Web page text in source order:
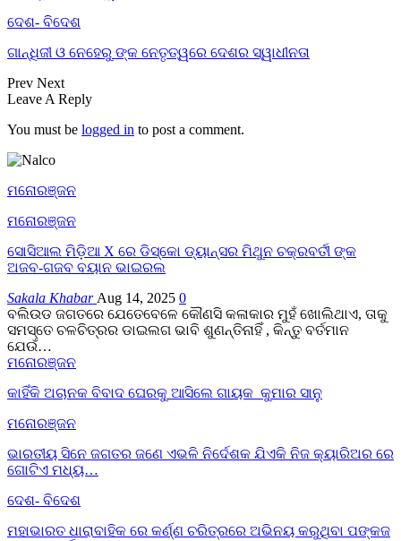
ଦେଶ- ବିଦେଶ
ଗାନ୍ଧିଜୀ ଓ ନେହେରୁ ଙ୍କ ନେତୃତ୍ୱରେ ଦେଶର ସ୍ୱାଧୀନତା
Prev Next
Leave A Reply
You must be logged in to post a comment.
ମନୋରଞ୍ଜନ
ମନୋରଞ୍ଜନ
ସୋସିଆଲ ମିଡ଼ିଆ X ରେ ଡିସ୍କୋ ଡ୍ୟାନ୍ସର ମିଥୁନ ଚକ୍ରବର୍ତୀ ଙ୍କ
ଅଜବ-ଗଜବ ବୟାନ ଭାଇରଲ
Sakala Khabar Aug 14, 2025 0
ବଲିଉଡ ଜଗତରେ ଯେତେବେଳେ କୌଣସି କଳାକାର ମୁହଁ ଖୋଲିଥାଏ, ତାକୁ
ସମସ୍ତେ ଚଳଚିତ୍ରର ଡାଇଲଗ ଭାବି ଶୁଣନ୍ତିନାହିଁ , କିନ୍ତୁ ବର୍ତମାନ
ଯେଉଁ…
ମନୋରଞ୍ଜନ
କାହିଁକି ଅଚାନକ ବିବାଦ ଘେରକୁ ଆସିଲେ ଗାୟକ କୁମାର ସାନୁ
ମନୋରଞ୍ଜନ
ଭାରତୀୟ ସିନେ ଜଗତର ଜଣେ ଏଭଳି ନିର୍ଦେଶକ ଯିଏକି ନିଜ କ୍ୟାରିଅର ରେ
ଗୋଟିଏ ମଧ୍ୟ…
ଦେଶ- ବିଦେଶ
ମହାଭାରତ ଧାରାବାହିକ ରେ କର୍ଣ୍ଣ ଚରିତ୍ରରେ ଅଭିନୟ କରୁଥିବା ପଙ୍କଜ